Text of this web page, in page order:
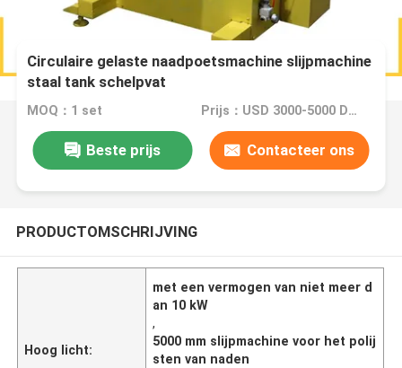
Circulaire gelaste naadpoetsmachine slijpmachine
staal tank schelpvat
MOQ：1 set Prijs：USD 3000-5000 Dollar
Beste prijs Contacteer ons
PRODUCTOMSCHRIJVING
Hoog licht:
met een vermogen van niet meer d
an 10 kW
,
5000 mm slijpmachine voor het polij
sten van naden